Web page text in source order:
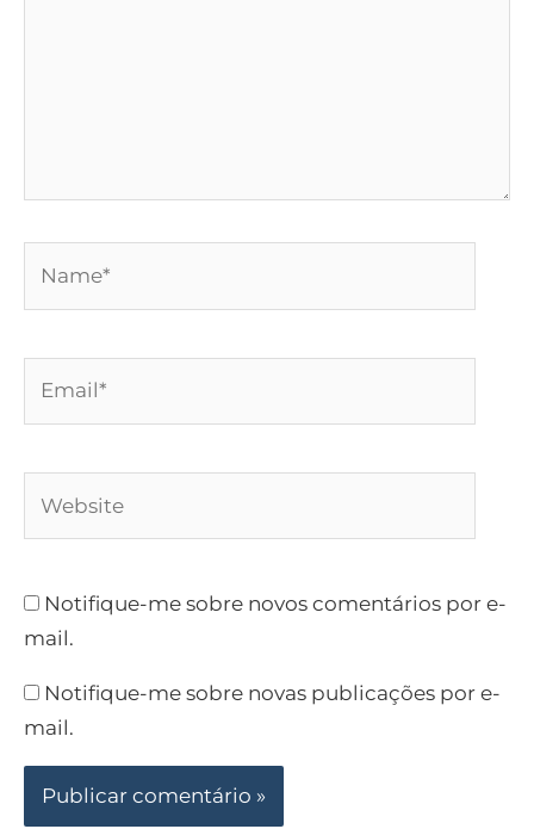
Notifique-me sobre novos comentários por e-
mail.
Notifique-me sobre novas publicações por e-
mail.